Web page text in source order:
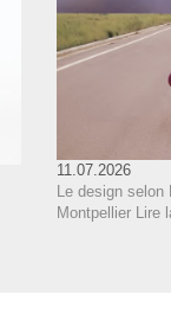
11.07.2026
Le design selon
Montpellier Lire